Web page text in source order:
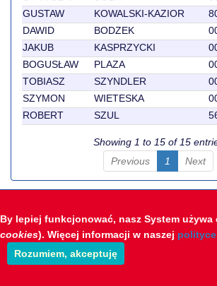
GUSTAW
KOWALSKI-KAZIOR
DAWID
BODZEK
JAKUB
KASPRZYCKI
BOGUSŁAW
PLAZA
TOBIASZ
SZYNDLER
SZYMON
WIETESKA
ROBERT
SZUL
Showing 1 to 15 of 15
Previous
1 Next
Opracowanie:
By lepiej funkcjonować, nasz System używa
cookies). Więcej informacji w naszej
Rozumiem, akceptuję